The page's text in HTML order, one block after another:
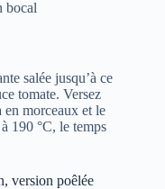
bocal
salée jusqu’à ce
tomate. Versez
en morceaux et le
190 °C, le temps
version poêlée